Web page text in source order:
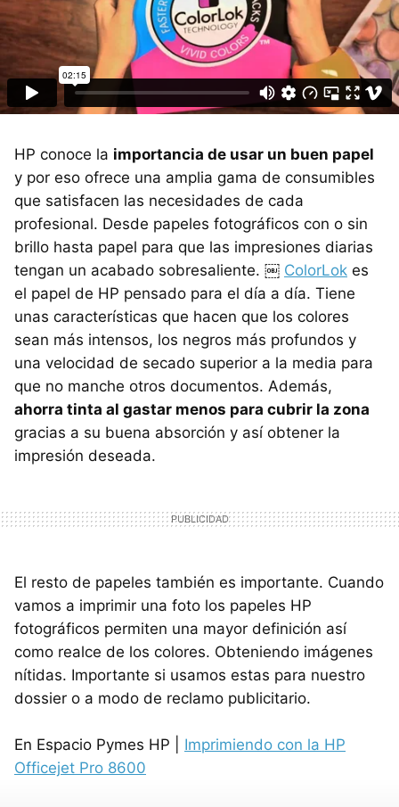
HP conoce la importancia de usar un buen papel
y por eso ofrece una amplia gama de consumibles
que satisfacen las necesidades de cada
profesional. Desde papeles fotográficos con o sin
brillo hasta papel para que las impresiones diarias
tengan un acabado sobresaliente. ￼ ColorLok es
el papel de HP pensado para el día a día. Tiene
unas características que hacen que los colores
sean más intensos, los negros más profundos y
una velocidad de secado superior a la media para
que no manche otros documentos. Además,
ahorra tinta al gastar menos para cubrir la zona
gracias a su buena absorción y así obtener la
impresión deseada.
El resto de papeles también es importante. Cuando
vamos a imprimir una foto los papeles HP
fotográficos permiten una mayor definición así
como realce de los colores. Obteniendo imágenes
nítidas. Importante si usamos estas para nuestro
dossier o a modo de reclamo publicitario.
En Espacio Pymes HP | Imprimiendo con la HP
Officejet Pro 8600